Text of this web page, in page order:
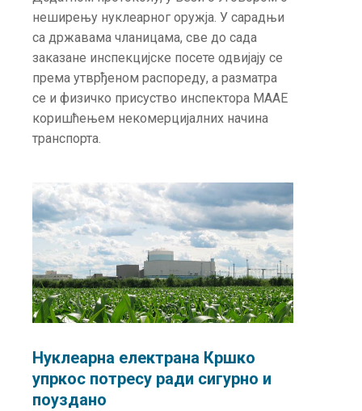
неширењу нуклеарног оружја. У сарадњи
са државама чланицама, све до сада
заказане инспекцијске посете одвијају се
према утврђеном распореду, а разматра
се и физичко присуство инспектора МААЕ
коришћењем некомерцијалних начина
транспорта.
Нуклеарна електрана Кршко
упркос потресу ради сигурно и
поуздано